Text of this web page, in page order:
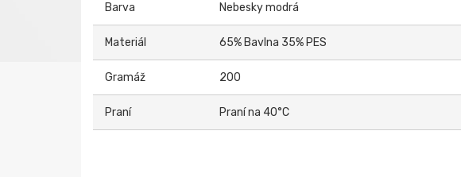
Barva Nebesky modrá
Materiál 65% Bavlna 35% PES
Gramáž 200
Praní Praní na 40°C